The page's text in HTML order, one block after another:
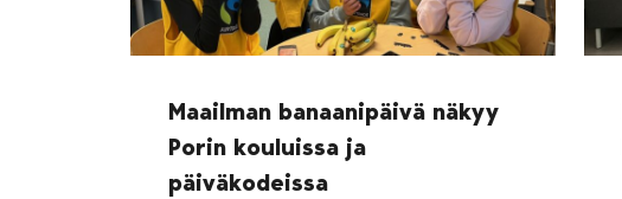
Maailman banaanipäivä näkyy
Porin kouluissa ja
päiväkodeissa